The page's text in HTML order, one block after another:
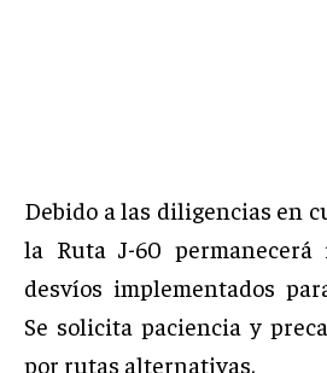
Debido a las diligencias en
la Ruta J-60
desvíos implementados
Se solicita paciencia y
por rutas alternativas.